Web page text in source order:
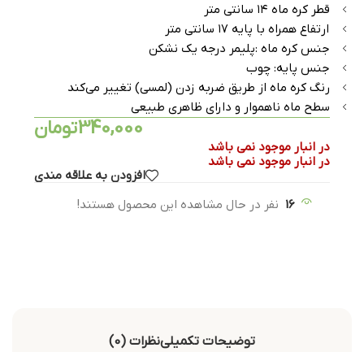
قطر کره ماه ۱۴ سانتی متر
ارتفاع همراه با پایه ۱۷ سانتی متر
جنس کره ماه :پلیمر درجه یک نشکن
جنس پایه: چوب
رنگ کره ماه از طریق ضربه زدن (لمسی) تغییر می‌کند
سطح ماه ناهموار و دارای ظاهری طبیعی
340,000تومان
در انبار موجود نمی باشد
در انبار موجود نمی باشد
افزودن به علاقه مندی
16 نفر در حال مشاهده این محصول هستند!
توضیحات تکمیلینظرات (0)